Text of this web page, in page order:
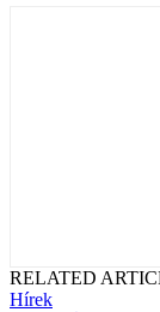
RELATED
Hírek